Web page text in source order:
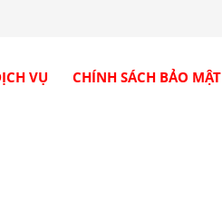
VỤ CHÍNH SÁCH BẢO MẬT